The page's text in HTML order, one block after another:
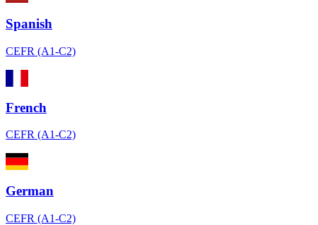
Spanish
CEFR (A1-C2)
French
CEFR (A1-C2)
German
CEFR (A1-C2)